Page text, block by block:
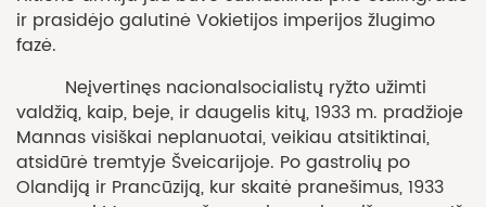
ir prasidėjo galutinė Vokietijos imperijos žlugimo
fazė.
Neįvertinęs nacionalsocialistų ryžto užimti
valdžią, kaip, beje, ir daugelis kitų, 1933 m. pradžioje
Mannas visiškai neplanuotai, veikiau atsitiktinai,
atsidūrė tremtyje Šveicarijoje. Po gastrolių po
Olandiją ir Prancūziją, kur skaitė pranešimus, 1933